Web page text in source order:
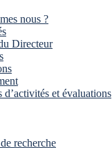
nous ?
Directeur
d’activités et évaluations
recherche